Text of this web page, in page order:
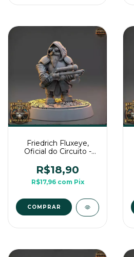
Friedrich Fluxeye,
Oficial do Circuito -
3D Médio Para Rpg de
Mesa
R$18,90
R$17,96 com Pix
COMPRAR